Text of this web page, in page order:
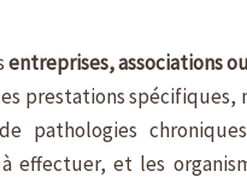
entreprises, associations
prestations
pathologies
effectuer, et les